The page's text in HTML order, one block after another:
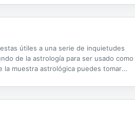
útiles a una serie de inquietudes
de la astrología para ser usado como
muestra astrológica puedes tomar